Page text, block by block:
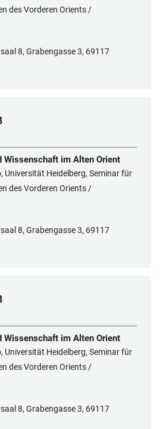
des Vorderen Orients /
8, Grabengasse 3, 69117
Wissenschaft im Alten Orient
Universität Heidelberg, Seminar für
des Vorderen Orients /
8, Grabengasse 3, 69117
Wissenschaft im Alten Orient
Universität Heidelberg, Seminar für
des Vorderen Orients /
8, Grabengasse 3, 69117